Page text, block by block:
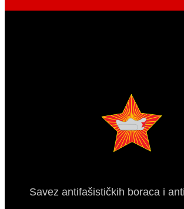
Savez antifašističkih boraca i